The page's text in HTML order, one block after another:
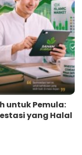
untuk Pemula:
yang Halal